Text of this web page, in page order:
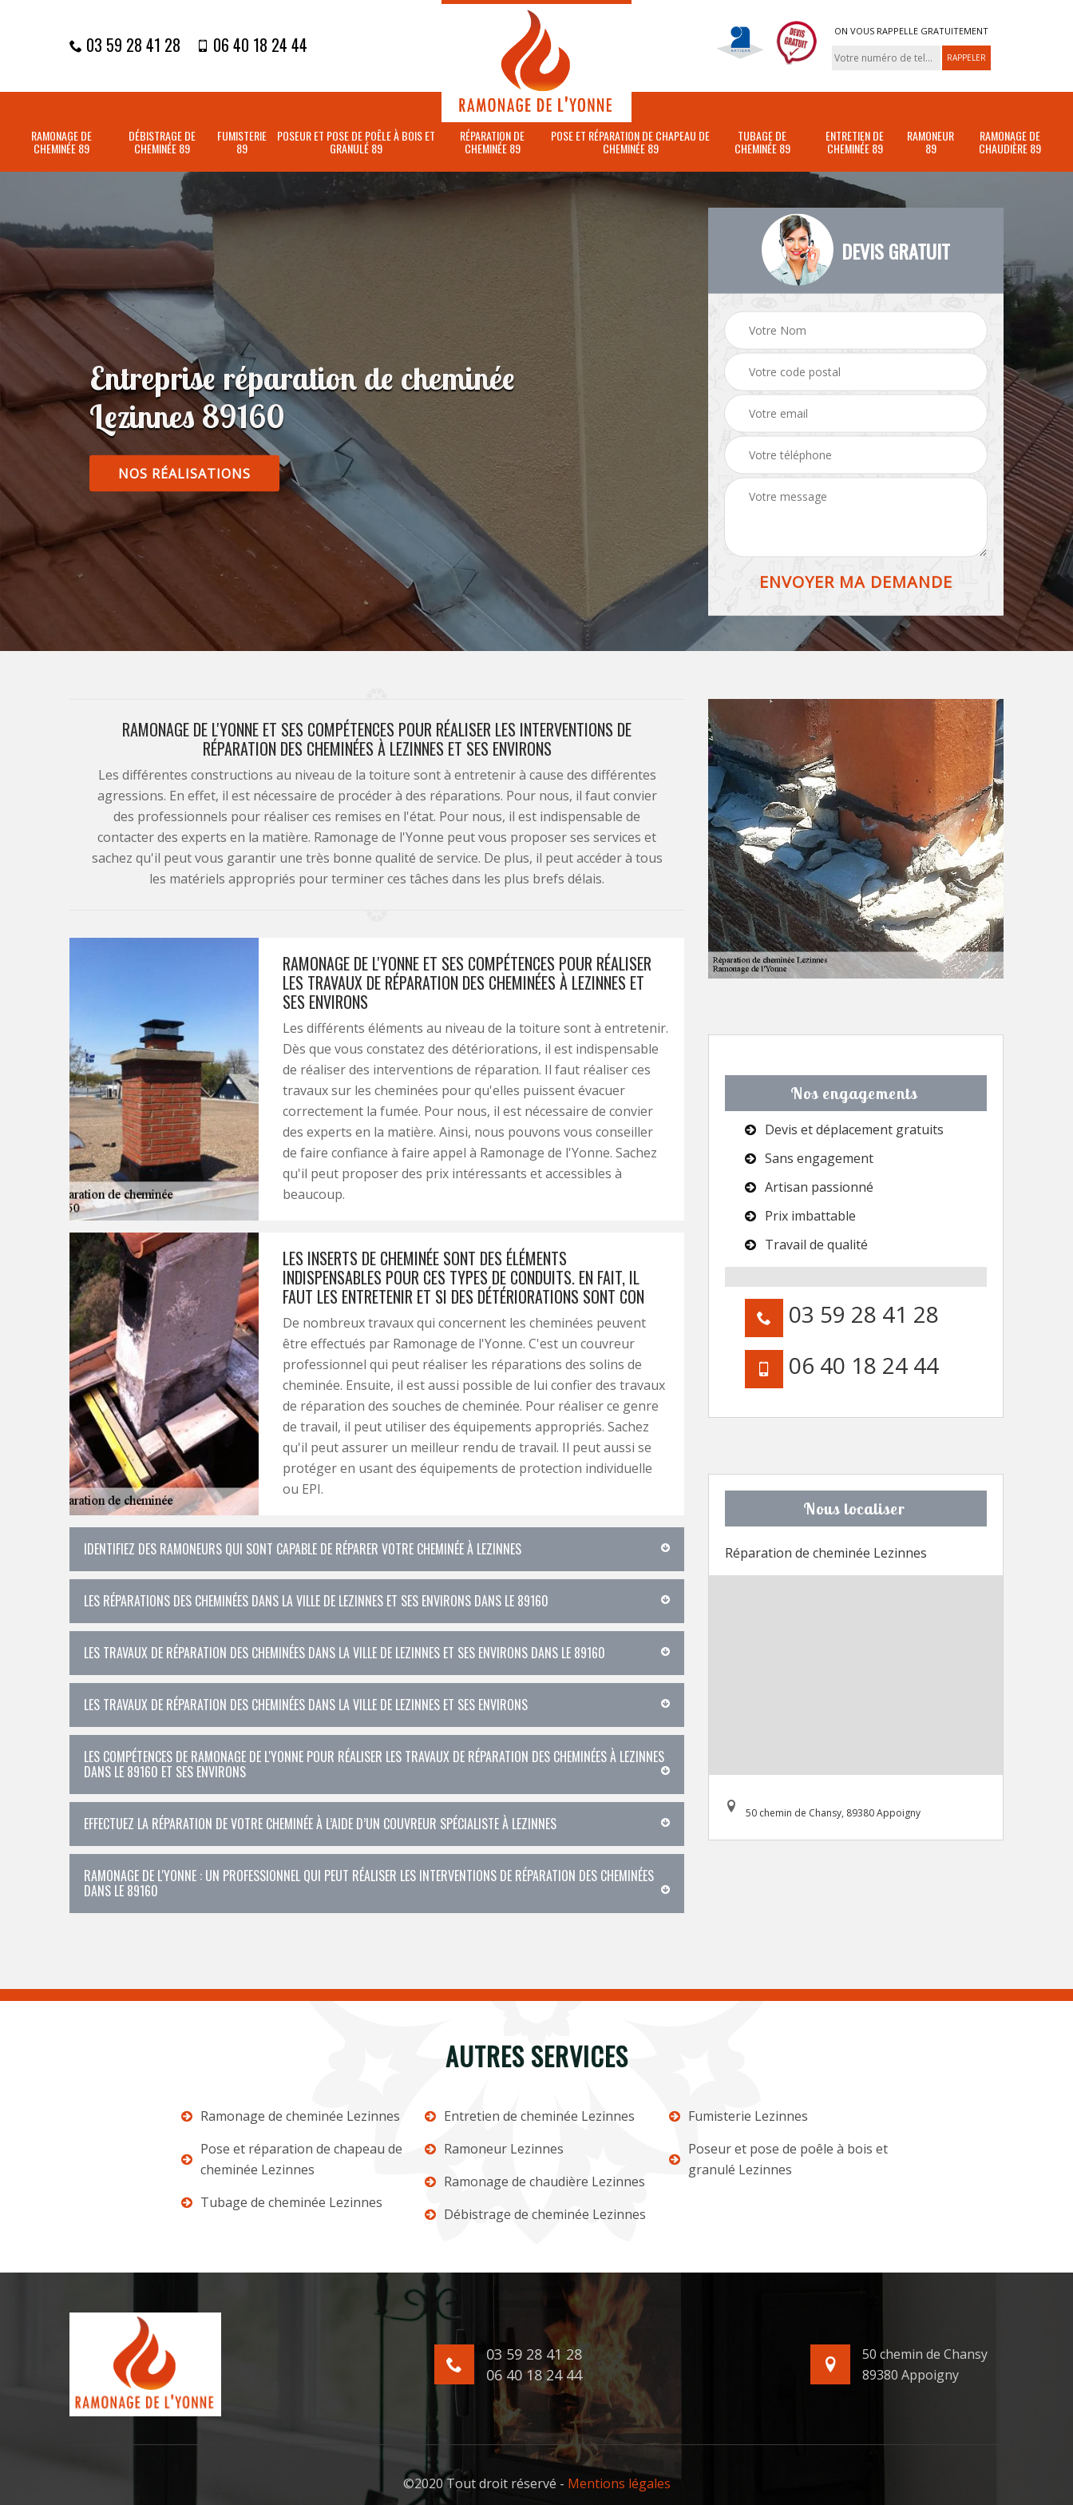
03 59 28 41 28 06 40 18 24 44
ON VOUS RAPPELLE GRATUITEMENT
RAMONAGE DE
CHEMINÉE 89
DÉBISTRAGE DE
CHEMINÉE 89
FUMISTERIE
89
POSEUR ET POSE DE POÊLE À BOIS ET
GRANULÉ 89
RÉPARATION DE
CHEMINÉE 89
POSE ET RÉPARATION DE CHAPEAU DE
CHEMINÉE 89
TUBAGE DE
CHEMINÉE 89
ENTRETIEN DE
CHEMINÉE 89
RAMONEUR
89
RAMONAGE DE
CHAUDIÈRE 89
Entreprise réparation de cheminée
Lezinnes 89160
NOS RÉALISATIONS
DEVIS GRATUIT
RAMONAGE DE L'YONNE ET SES COMPÉTENCES POUR RÉALISER LES INTERVENTIONS DE
RÉPARATION DES CHEMINÉES À LEZINNES ET SES ENVIRONS
Les différentes constructions au niveau de la toiture sont à entretenir à cause des différentes
agressions. En effet, il est nécessaire de procéder à des réparations. Pour nous, il faut convier
des professionnels pour réaliser ces remises en l'état. Pour nous, il est indispensable de
contacter des experts en la matière. Ramonage de l'Yonne peut vous proposer ses services et
sachez qu'il peut vous garantir une très bonne qualité de service. De plus, il peut accéder à tous
les matériels appropriés pour terminer ces tâches dans les plus brefs délais.
RAMONAGE DE L'YONNE ET SES COMPÉTENCES POUR RÉALISER
LES TRAVAUX DE RÉPARATION DES CHEMINÉES À LEZINNES ET
SES ENVIRONS
Les différents éléments au niveau de la toiture sont à entretenir.
Dès que vous constatez des détériorations, il est indispensable
de réaliser des interventions de réparation. Il faut réaliser ces
travaux sur les cheminées pour qu'elles puissent évacuer
correctement la fumée. Pour nous, il est nécessaire de convier
des experts en la matière. Ainsi, nous pouvons vous conseiller
de faire confiance à faire appel à Ramonage de l'Yonne. Sachez
qu'il peut proposer des prix intéressants et accessibles à
beaucoup.
LES INSERTS DE CHEMINÉE SONT DES ÉLÉMENTS
INDISPENSABLES POUR CES TYPES DE CONDUITS. EN FAIT, IL
FAUT LES ENTRETENIR ET SI DES DÉTÉRIORATIONS SONT CON
De nombreux travaux qui concernent les cheminées peuvent
être effectués par Ramonage de l'Yonne. C'est un couvreur
professionnel qui peut réaliser les réparations des solins de
cheminée. Ensuite, il est aussi possible de lui confier des travaux
de réparation des souches de cheminée. Pour réaliser ce genre
de travail, il peut utiliser des équipements appropriés. Sachez
qu'il peut assurer un meilleur rendu de travail. Il peut aussi se
protéger en usant des équipements de protection individuelle
ou EPI.
IDENTIFIEZ DES RAMONEURS QUI SONT CAPABLE DE RÉPARER VOTRE CHEMINÉE À LEZINNES
LES RÉPARATIONS DES CHEMINÉES DANS LA VILLE DE LEZINNES ET SES ENVIRONS DANS LE 89160
LES TRAVAUX DE RÉPARATION DES CHEMINÉES DANS LA VILLE DE LEZINNES ET SES ENVIRONS DANS LE 89160
LES TRAVAUX DE RÉPARATION DES CHEMINÉES DANS LA VILLE DE LEZINNES ET SES ENVIRONS
LES COMPÉTENCES DE RAMONAGE DE L'YONNE POUR RÉALISER LES TRAVAUX DE RÉPARATION DES CHEMINÉES À LEZINNES
DANS LE 89160 ET SES ENVIRONS
EFFECTUEZ LA RÉPARATION DE VOTRE CHEMINÉE À L’AIDE D’UN COUVREUR SPÉCIALISTE À LEZINNES
RAMONAGE DE L'YONNE : UN PROFESSIONNEL QUI PEUT RÉALISER LES INTERVENTIONS DE RÉPARATION DES CHEMINÉES
DANS LE 89160
Nos engagements
Devis et déplacement gratuits
Sans engagement
Artisan passionné
Prix imbattable
Travail de qualité
03 59 28 41 28
06 40 18 24 44
Nous localiser
Réparation de cheminée Lezinnes
50 chemin de Chansy, 89380 Appoigny
AUTRES SERVICES
Ramonage de cheminée Lezinnes
Pose et réparation de chapeau de
cheminée Lezinnes
Tubage de cheminée Lezinnes
Entretien de cheminée Lezinnes
Ramoneur Lezinnes
Ramonage de chaudière Lezinnes
Débistrage de cheminée Lezinnes
Fumisterie Lezinnes
Poseur et pose de poêle à bois et
granulé Lezinnes
03 59 28 41 28
06 40 18 24 44
50 chemin de Chansy
89380 Appoigny
©2020 Tout droit réservé - Mentions légales